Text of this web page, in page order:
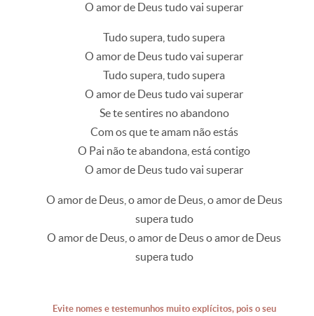
O amor de Deus tudo vai superar
Tudo supera, tudo supera
O amor de Deus tudo vai superar
Tudo supera, tudo supera
O amor de Deus tudo vai superar
Se te sentires no abandono
Com os que te amam não estás
O Pai não te abandona, está contigo
O amor de Deus tudo vai superar
O amor de Deus, o amor de Deus, o amor de Deus
supera tudo
O amor de Deus, o amor de Deus o amor de Deus
supera tudo
Evite nomes e testemunhos muito explícitos, pois o seu